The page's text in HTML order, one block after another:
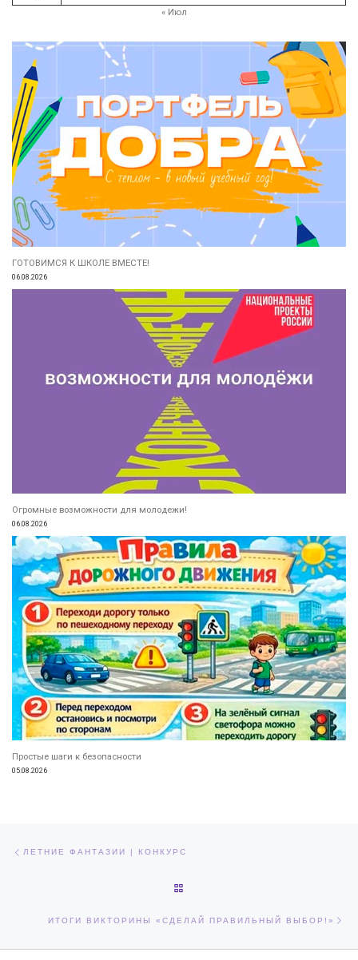
« Июл
ГОТОВИМСЯ К ШКОЛЕ ВМЕСТЕ!
06.08.2026
Огромные возможности для молодежи!
06.08.2026
Простые шаги к безопасности
05.08.2026
ЛЕТНИЕ ФАНТАЗИИ | КОНКУРС
ИТОГИ ВИКТОРИНЫ «СДЕЛАЙ ПРАВИЛЬНЫЙ ВЫБОР!»